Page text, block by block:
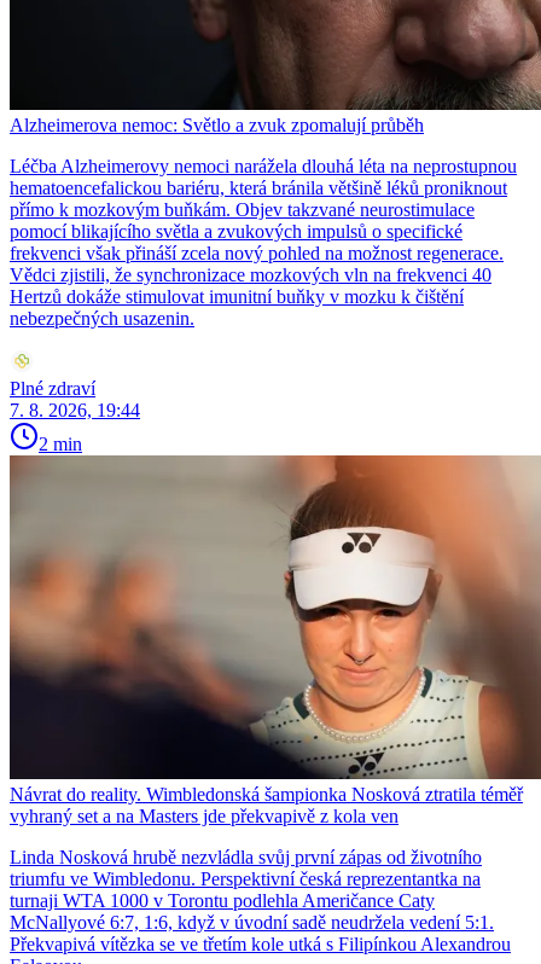
Alzheimerova nemoc: Světlo a zvuk zpomalují průběh
Léčba Alzheimerovy nemoci narážela dlouhá léta na neprostupnou
hematoencefalickou bariéru, která bránila většině léků proniknout
přímo k mozkovým buňkám. Objev takzvané neurostimulace
pomocí blikajícího světla a zvukových impulsů o specifické
frekvenci však přináší zcela nový pohled na možnost regenerace.
Vědci zjistili, že synchronizace mozkových vln na frekvenci 40
Hertzů dokáže stimulovat imunitní buňky v mozku k čištění
nebezpečných usazenin.
Plné zdraví
7. 8. 2026, 19:44
2 min
Návrat do reality. Wimbledonská šampionka Nosková ztratila téměř
vyhraný set a na Masters jde překvapivě z kola ven
Linda Nosková hrubě nezvládla svůj první zápas od životního
triumfu ve Wimbledonu. Perspektivní česká reprezentantka na
turnaji WTA 1000 v Torontu podlehla Američance Caty
McNallyové 6:7, 1:6, když v úvodní sadě neudržela vedení 5:1.
Překvapivá vítězka se ve třetím kole utká s Filipínkou Alexandrou